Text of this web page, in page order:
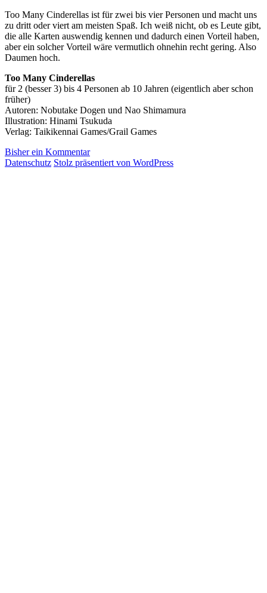
Too Many Cinderellas ist für zwei bis vier Personen und macht uns
zu dritt oder viert am meisten Spaß. Ich weiß nicht, ob es Leute gibt,
die alle Karten auswendig kennen und dadurch einen Vorteil haben,
aber ein solcher Vorteil wäre vermutlich ohnehin recht gering. Also
Daumen hoch.
Too Many Cinderellas
für 2 (besser 3) bis 4 Personen ab 10 Jahren (eigentlich aber schon
früher)
Autoren: Nobutake Dogen und Nao Shimamura
Illustration: Hinami Tsukuda
Verlag: Taikikennai Games/Grail Games
Bisher ein Kommentar
Datenschutz Stolz präsentiert von WordPress